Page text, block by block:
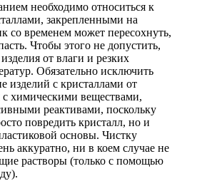
необходимо относиться к
закрепленными на
со временем может пересохнуть,
Чтобы этого не допустить,
от влаги и резких
Обязательно исключить
изделий с кристаллами от
с химическими веществами,
реактивами, поскольку
повредить кристалл, но и
основы. Чистку
аккуратно, ни в коем случае не
растворы (только с помощью